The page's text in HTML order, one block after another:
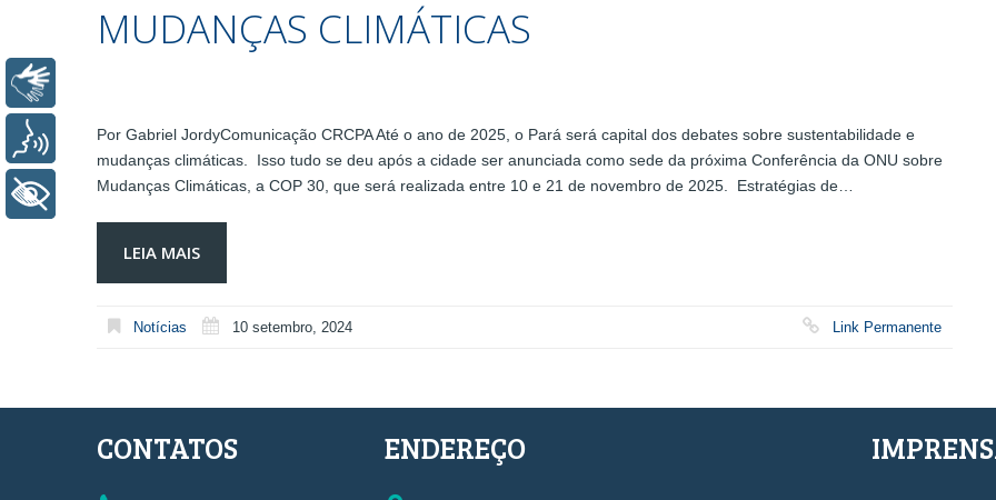
MUDANÇAS CLIMÁTICAS
Por Gabriel JordyComunicação CRCPA Até o ano de 2025, o Pará será capital dos debates sobre sustentabilidade e
mudanças climáticas. Isso tudo se deu após a cidade ser anunciada como sede da próxima Conferência da ONU sobre
Mudanças Climáticas, a COP 30, que será realizada entre 10 e 21 de novembro de 2025. Estratégias de…
LEIA MAIS
Notícias 10 setembro, 2024 Link Permanente
CONTATOS ENDEREÇO
Voz
+ Acessibilidade